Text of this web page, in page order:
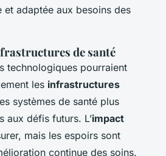
et adaptée aux besoins des
de santé
technologiques pourraient
les infrastructures
systèmes de santé plus
aux défis futurs. L’impact
mais les espoirs sont
continue des soins.